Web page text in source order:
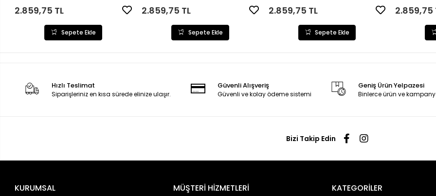
2.859,75 TL
Sepete Ekle
2.859,75 TL
Sepete Ekle
2.859,75 TL
Sepete Ekle
2.859,75
Hızlı Teslimat
Siparişleriniz en kısa sürede elinize ulaşır.
Güvenli Alışveriş
Güvenli ve kolay ödeme sistemi
Geniş Ürün Yelpazesi
Binlerce ürün ve
Bizi Takip Edin
KURUMSAL MÜŞTERİ HİZMETLERİ KATEGORİLER